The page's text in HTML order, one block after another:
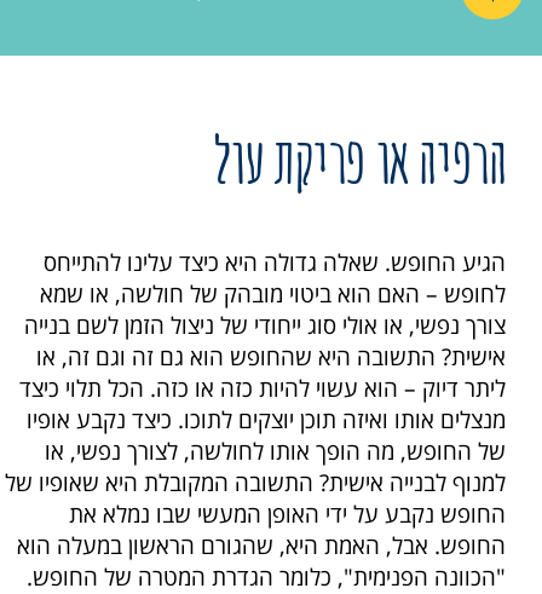
הרפיה או פריקת עול
הגיע החופש. שאלה גדולה היא כיצד עלינו להתייחס
לחופש – האם הוא ביטוי מובהק של חולשה, או שמא
צורך נפשי, או אולי סוג ייחודי של ניצול הזמן לשם בנייה
אישית? התשובה היא שהחופש הוא גם זה וגם זה, או
ליתר דיוק – הוא עשוי להיות כזה או כזה. הכל תלוי כיצד
מנצלים אותו ואיזה תוכן יוצקים לתוכו. כיצד נקבע אופיו
של החופש, מה הופך אותו לחולשה, לצורך נפשי, או
למנוף לבנייה אישית? התשובה המקובלת היא שאופיו של
החופש נקבע על ידי האופן המעשי שבו נמלא את
החופש. אבל, האמת היא, שהגורם הראשון במעלה הוא
"הכוונה הפנימית", כלומר הגדרת המטרה של החופש.